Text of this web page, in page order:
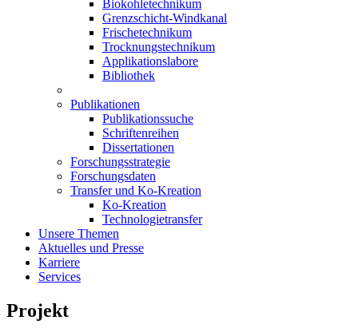
Biokohletechnikum
Grenzschicht-Windkanal
Frischetechnikum
Trocknungstechnikum
Applikationslabore
Bibliothek
Publikationen
Publikationssuche
Schriftenreihen
Dissertationen
Forschungsstrategie
Forschungsdaten
Transfer und Ko-Kreation
Ko-Kreation
Technologietransfer
Unsere Themen
Aktuelles und Presse
Karriere
Services
Projekt